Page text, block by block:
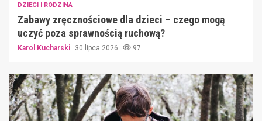
DZIECI I RODZINA
Zabawy zręcznościowe dla dzieci – czego mogą
uczyć poza sprawnością ruchową?
Karol Kucharski 30 lipca 2026 97